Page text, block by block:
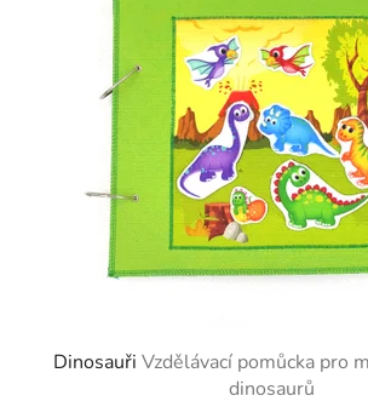
Dinosauři Vzdělávací pomůcka pro
dinosaurů